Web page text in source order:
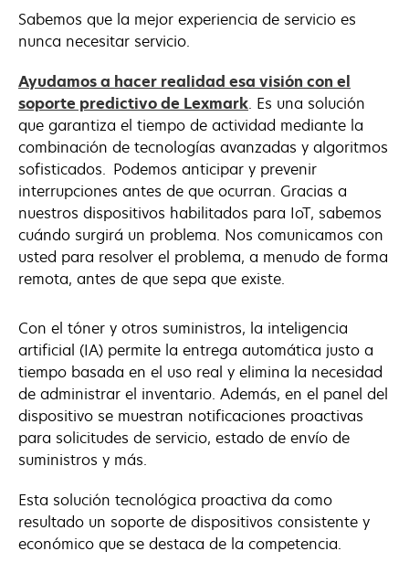
Sabemos que la mejor experiencia de servicio es
nunca necesitar servicio.
Ayudamos a hacer realidad esa visión con el
soporte predictivo de Lexmark. Es una solución
que garantiza el tiempo de actividad mediante la
combinación de tecnologías avanzadas y algoritmos
sofisticados. Podemos anticipar y prevenir
interrupciones antes de que ocurran. Gracias a
nuestros dispositivos habilitados para IoT, sabemos
cuándo surgirá un problema. Nos comunicamos con
usted para resolver el problema, a menudo de forma
remota, antes de que sepa que existe.
Con el tóner y otros suministros, la inteligencia
artificial (IA) permite la entrega automática justo a
tiempo basada en el uso real y elimina la necesidad
de administrar el inventario. Además, en el panel del
dispositivo se muestran notificaciones proactivas
para solicitudes de servicio, estado de envío de
suministros y más.
Esta solución tecnológica proactiva da como
resultado un soporte de dispositivos consistente y
económico que se destaca de la competencia.